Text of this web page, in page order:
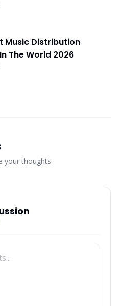
Music Distribution
The World 2026
your thoughts